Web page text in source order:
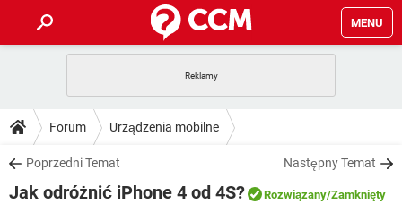
MENU
GRY WHATSAPP
SPOTIFY
INSTAGRAM FACEBOOK
PORADY
PlayStation TIKTOK
DO POBRANIA
ANDROID TIKTOK
Forum Urządzenia mobilne
Poprzedni Temat Następny Temat
Jak odróżnić iPhone 4 od 4S? Rozwiązany/Zamknięty